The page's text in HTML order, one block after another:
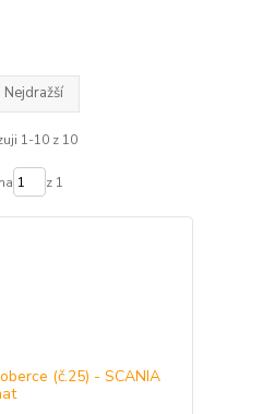
Nejdražší
1-10 z 10
z 1